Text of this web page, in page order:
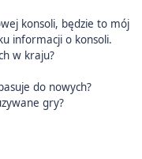
konsoli, będzie to mój
informacji o konsoli.
w kraju?
do nowych?
gry?